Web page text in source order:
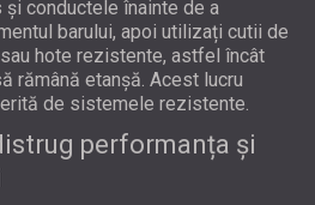
conductele înainte de a
barului, apoi utilizați cutii de
hote rezistente, astfel încât
rămână etanșă. Acest lucru
de sistemele rezistente.
performanța și